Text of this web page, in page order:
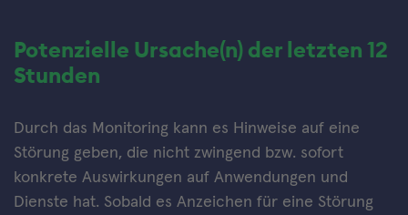
Potenzielle Ursache(n) der letzten 12
Stunden
Durch das Monitoring kann es Hinweise auf eine
Störung geben, die nicht zwingend bzw. sofort
konkrete Auswirkungen auf Anwendungen und
Dienste hat. Sobald es Anzeichen für eine Störung